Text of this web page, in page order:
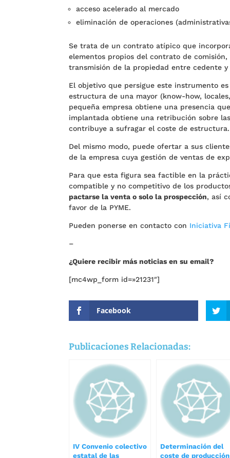
acceso acelerado al mercado
eliminación de operaciones
Se trata de un contrato atípico que
elementos propios del contrato de
transmisión de la propiedad entre cedente
El objetivo que persigue este instrumento
estructura de una mayor (know-how,
pequeña empresa obtiene una presencia
implantada obtiene una retribución sobre
contribuye a sufragar el coste de estructura.
Del mismo modo, puede ofertar a sus
de la empresa cuya gestión de ventas de
Para que esta figura sea factible en la
compatible y no competitivo de los
pactarse la venta o solo la prospección, así
favor de la PYME.
Pueden ponerse en contacto con Iniciativa
–
¿Quiere recibir más noticias en su email?
[mc4wp_form id=»21231″]
Facebook
Publicaciones Relacionadas:
IV Convenio colectivo
estatal de las
Determinación del
coste de producción